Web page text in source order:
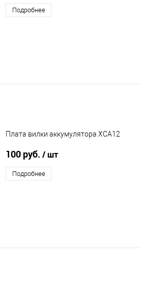
Подробнее
Плата вилки аккумулятора XCA12
100 руб. / шт
Подробнее